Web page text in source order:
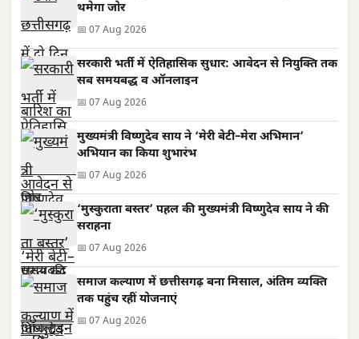
थमेगा जोर
📅 07 Aug 2026
सरकारी भर्ती में ऐतिहासिक सुधार: आवेदन से नियुक्ति तक
सब समयबद्ध व ऑनलाइन
📅 07 Aug 2026
मुख्यमंत्री विष्णुदेव साय ने ‘मेरी बेटी–मेरा अभिमान’
अभियान का किया शुभारंभ
📅 07 Aug 2026
‘मुस्कुराता बस्तर’ पहल की मुख्यमंत्री विष्णुदेव साय ने की
सराहना
📅 07 Aug 2026
समाज कल्याण में छत्तीसगढ़ बना मिसाल, अंतिम व्यक्ति
तक पहुंच रहीं योजनाएं
📅 07 Aug 2026